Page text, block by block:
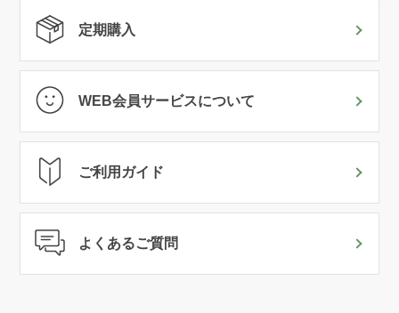
定期購入
WEB会員サービスについて
ご利用ガイド
よくあるご質問